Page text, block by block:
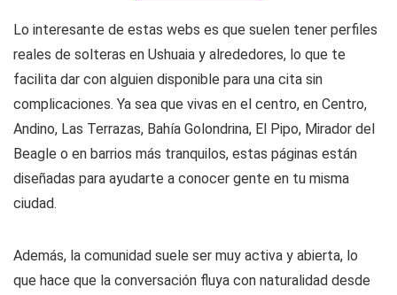
Lo interesante de estas webs es que suelen tener perfiles
reales de solteras en Ushuaia y alrededores, lo que te
facilita dar con alguien disponible para una cita sin
complicaciones. Ya sea que vivas en el centro, en Centro,
Andino, Las Terrazas, Bahía Golondrina, El Pipo, Mirador del
Beagle o en barrios más tranquilos, estas páginas están
diseñadas para ayudarte a conocer gente en tu misma
ciudad.
Además, la comunidad suele ser muy activa y abierta, lo
que hace que la conversación fluya con naturalidad desde